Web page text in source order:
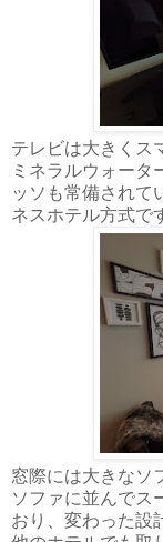
テレビは大きくス
ミネラルウォータ
ッソも常備されて
ネスホテル方式で
窓際には大きなソ
ソファに並んでス
おり、変わった設